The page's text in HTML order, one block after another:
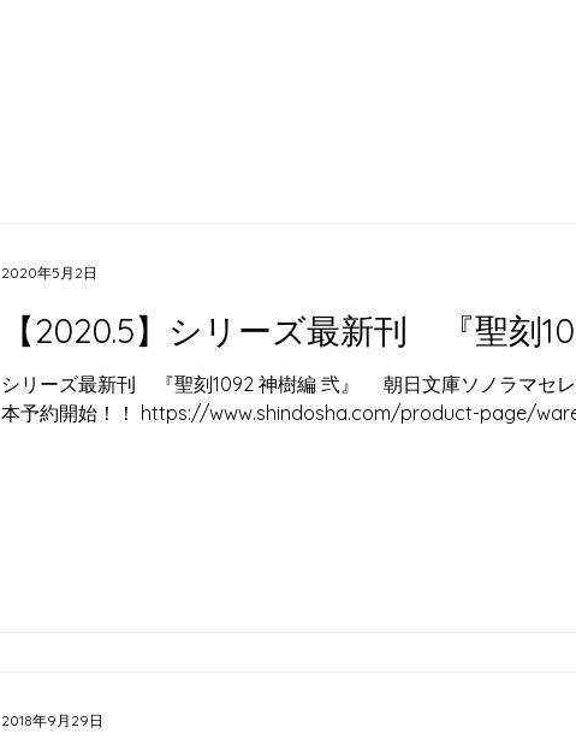
【2020.5】シリーズ最新刊 『聖刻
シリーズ最新刊 『聖刻1092 神樹編 弐』 朝日文庫ソノラマセ
本予約開始！！ https://www.shindosha.com/product-page/
2020年5月2日
2018年9月29日